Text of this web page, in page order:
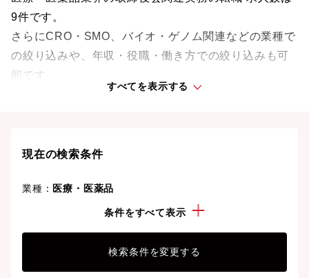
9件です。
さらにCRO・SMO、バイオ・ゲノム関連などの業種で
の絞り込みや、年収・役職・働き方での絞り込みも可
能です。
業界をリードする企業や革新的なプロジェクトに携わ
すべてを表示する
現在の検索条件
業種： 医療・医薬品
取締役会関連実務
条件をすべて表示
検索条件を変更する